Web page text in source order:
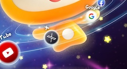
速器 旋风加速器
八戒看书
场
免费跨墙软件
费加速神器
蚂蚁vp加速器